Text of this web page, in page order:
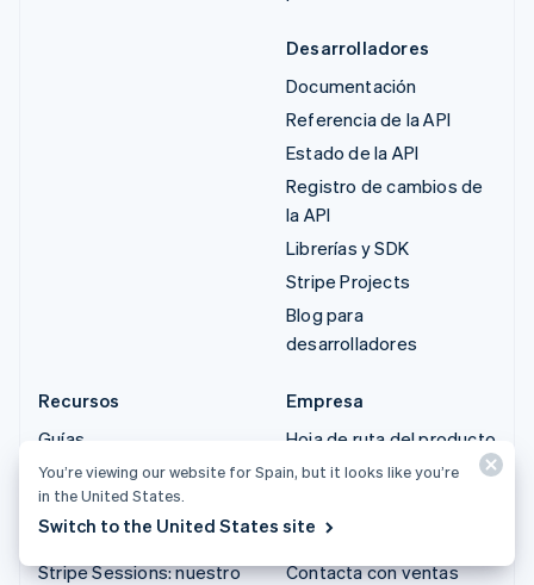
Desarrolladores
Documentación
Referencia de la API
Estado de la API
Registro de cambios de
la API
Librerías y SDK
Stripe Projects
Blog para
desarrolladores
Recursos
Guías
Historias de clientes
Blog
Comunidad
Stripe Sessions: nuestro
Empresa
Hoja de ruta del producto
Empleo
Stripe Press
Contacta con ventas
You’re viewing our website for Spain, but it looks like you’re
in the United States.
Switch to the United States site